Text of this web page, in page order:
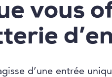
vous
d’une entrée